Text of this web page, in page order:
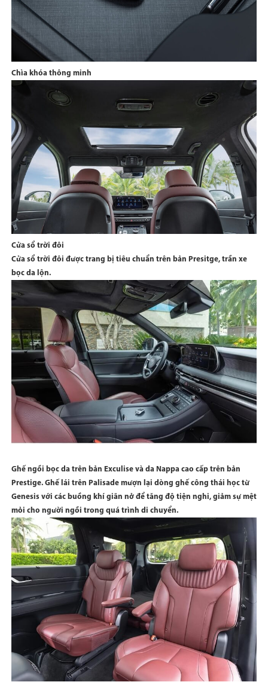
Chìa khóa thông minh
Cửa sổ trời đôi
Cửa sổ trời đôi được trang bị tiêu chuẩn trên bản Presitge, trần xe
bọc da lộn.
Ghế ngồi bọc da trên bản Exculise và da Nappa cao cấp trên bản
Prestige. Ghế lái trên Palisade mượn lại dòng ghế công thái học từ
Genesis với các buồng khí giãn nở để tăng độ tiện nghi, giảm sự mệt
mỏi cho người ngồi trong quá trình di chuyển.